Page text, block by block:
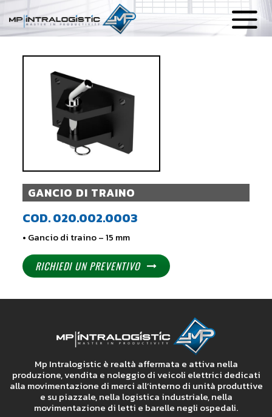
GANCIO DI TRAINO
COD. 020.002.0003
• Gancio di traino – 15 mm
RICHIEDI UN PREVENTIVO
Mp Intralogistic è realtà affermata e attiva nella
produzione, vendita e noleggio di veicoli elettrici dedicati
alla movimentazione di merci all’interno di unità produttive
e su piazzale, nella logistica industriale, nella
movimentazione di letti e barelle negli ospedali.